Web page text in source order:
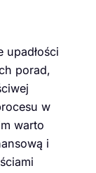
upadłości
porad,
w
warto
i